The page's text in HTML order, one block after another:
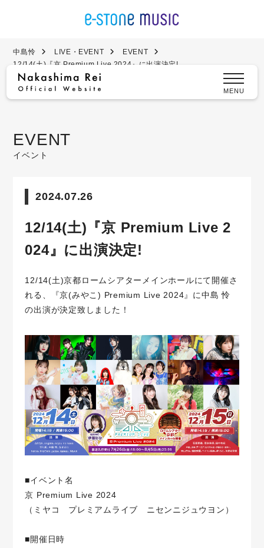
MENU
中島怜 LIVE・EVENT
EVENT
12/14(土)『京 Premium Live 2024』に出演決定!
EVENT
イベント
2024.07.26
12/14(土)『京 Premium Live 2
024』に出演決定!
12/14(土)京都ロームシアターメインホールにて開催さ
れる、『京(みやこ) Premium Live 2024』に中島 怜
の出演が決定致しました！
■イベント名
京 Premium Live 2024
（ミヤコ プレミアムライブ ニセンニジュウヨン）
■開催日時